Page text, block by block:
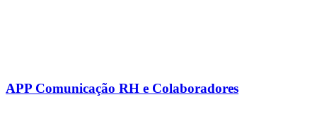
APP Comunicação RH e Colaboradores